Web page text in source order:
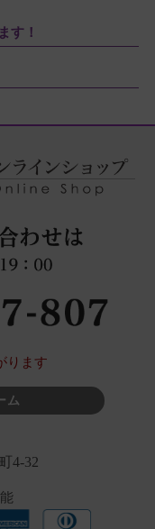
す！
ります
ム
4-32